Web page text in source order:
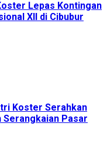
Lepas Kontingan
XII di Cibubur
Koster Serahkan
Serangkaian Pasar